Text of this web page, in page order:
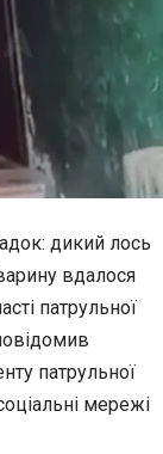
дикий лось
вдалося
патрульної
патрульної
мережі